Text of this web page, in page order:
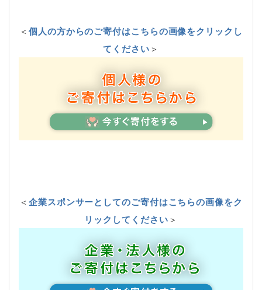
＜個人の方からのご寄付はこちらの画像をクリックし
てください＞
＜企業スポンサーとしてのご寄付はこちらの画像をク
リックしてください＞